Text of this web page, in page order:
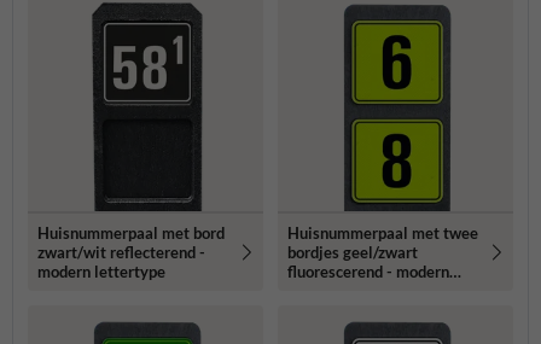
Huisnummerpaal met bord
zwart/wit reflecterend -
modern lettertype
Huisnummerpaal met twee
bordjes geel/zwart
fluorescerend - modern